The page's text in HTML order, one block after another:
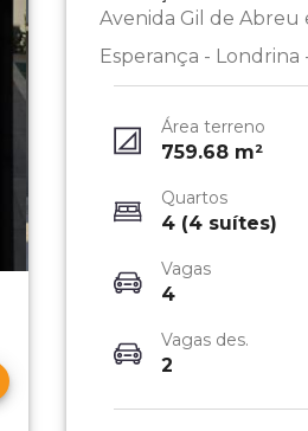
Avenida Gil de Abreu
Esperança - Londrina
Área terreno
759.68m²
Quartos
4 (4 suítes)
Vagas
4
Vagas des.
2